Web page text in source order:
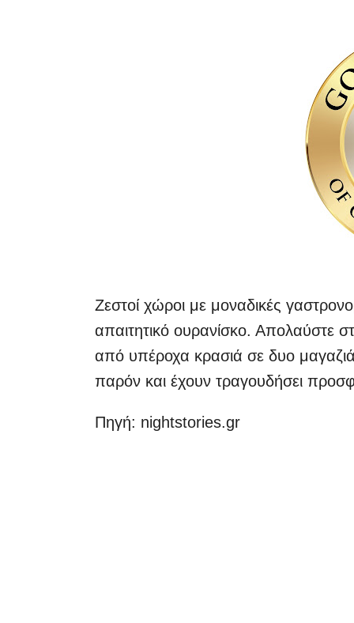
Ζεστοί χώροι με μοναδικές
απαιτητικό ουρανίσκο. Απολαύστε
από υπέροχα κρασιά σε δυο
παρόν και έχουν τραγουδήσει
Πηγή: nightstories.gr